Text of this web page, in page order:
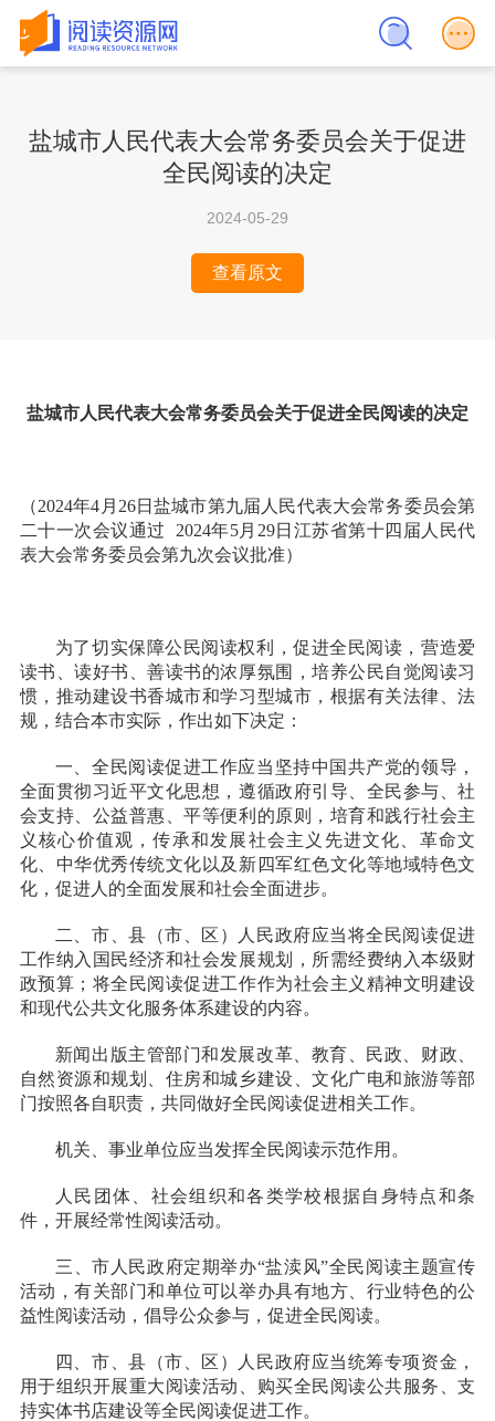
盐城市人民代表大会常务委员会关于促进
全民阅读的决定
2024-05-29
查看原文
盐城市人民代表大会常务委员会关于促进全民阅读的决定
（2024年4月26日盐城市第九届人民代表大会常务委员会第
二十一次会议通过
2024年5月29日江苏省第十四届人民代
表大会常务委员会第九次会议批准）
为了切实保障公民阅读权利，促进全民阅读，营造爱
读书、读好书、善读书的浓厚氛围，培养公民自觉阅读习
惯，推动建设书香城市和学习型城市，根据有关法律、法
规，结合本市实际，作出如下决定：
一、全民阅读促进工作应当坚持中国共产党的领导，
全面贯彻习近平文化思想，遵循政府引导、全民参与、社
会支持、公益普惠、平等便利的原则，培育和践行社会主
义核心价值观，传承和发展社会主义先进文化、革命文
化、中华优秀传统文化以及新四军红色文化等地域特色文
化，促进人的全面发展和社会全面进步。
二、市、县（市、区）人民政府应当将全民阅读促进
工作纳入国民经济和社会发展规划，所需经费纳入本级财
政预算；将全民阅读促进工作作为社会主义精神文明建设
和现代公共文化服务体系建设的内容。
新闻出版主管部门和发展改革、教育、民政、财政、
自然资源和规划、住房和城乡建设、文化广电和旅游等部
门按照各自职责，共同做好全民阅读促进相关工作。
机关、事业单位应当发挥全民阅读示范作用。
人民团体、社会组织和各类学校根据自身特点和条
件，开展经常性阅读活动。
三、市人民政府定期举办“盐渎风”全民阅读主题宣传
活动，有关部门和单位可以举办具有地方、行业特色的公
益性阅读活动，倡导公众参与，促进全民阅读。
四、市、县（市、区）人民政府应当统筹专项资金，
用于组织开展重大阅读活动、购买全民阅读公共服务、支
持实体书店建设等全民阅读促进工作。